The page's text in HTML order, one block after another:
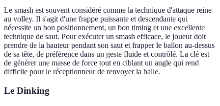
Le smash est souvent considéré comme la technique d'attaque reine
au volley. Il s'agit d'une frappe puissante et descendante qui
nécessite un bon positionnement, un bon timing et une excellente
technique de saut. Pour exécuter un smash efficace, le joueur doit
prendre de la hauteur pendant son saut et frapper le ballon au-dessus
de sa tête, de préférence dans un geste fluide et contrôlé. La clé est
de générer une masse de force tout en ciblant un angle qui rend
difficile pour le réceptionneur de renvoyer la balle.
Le Dinking